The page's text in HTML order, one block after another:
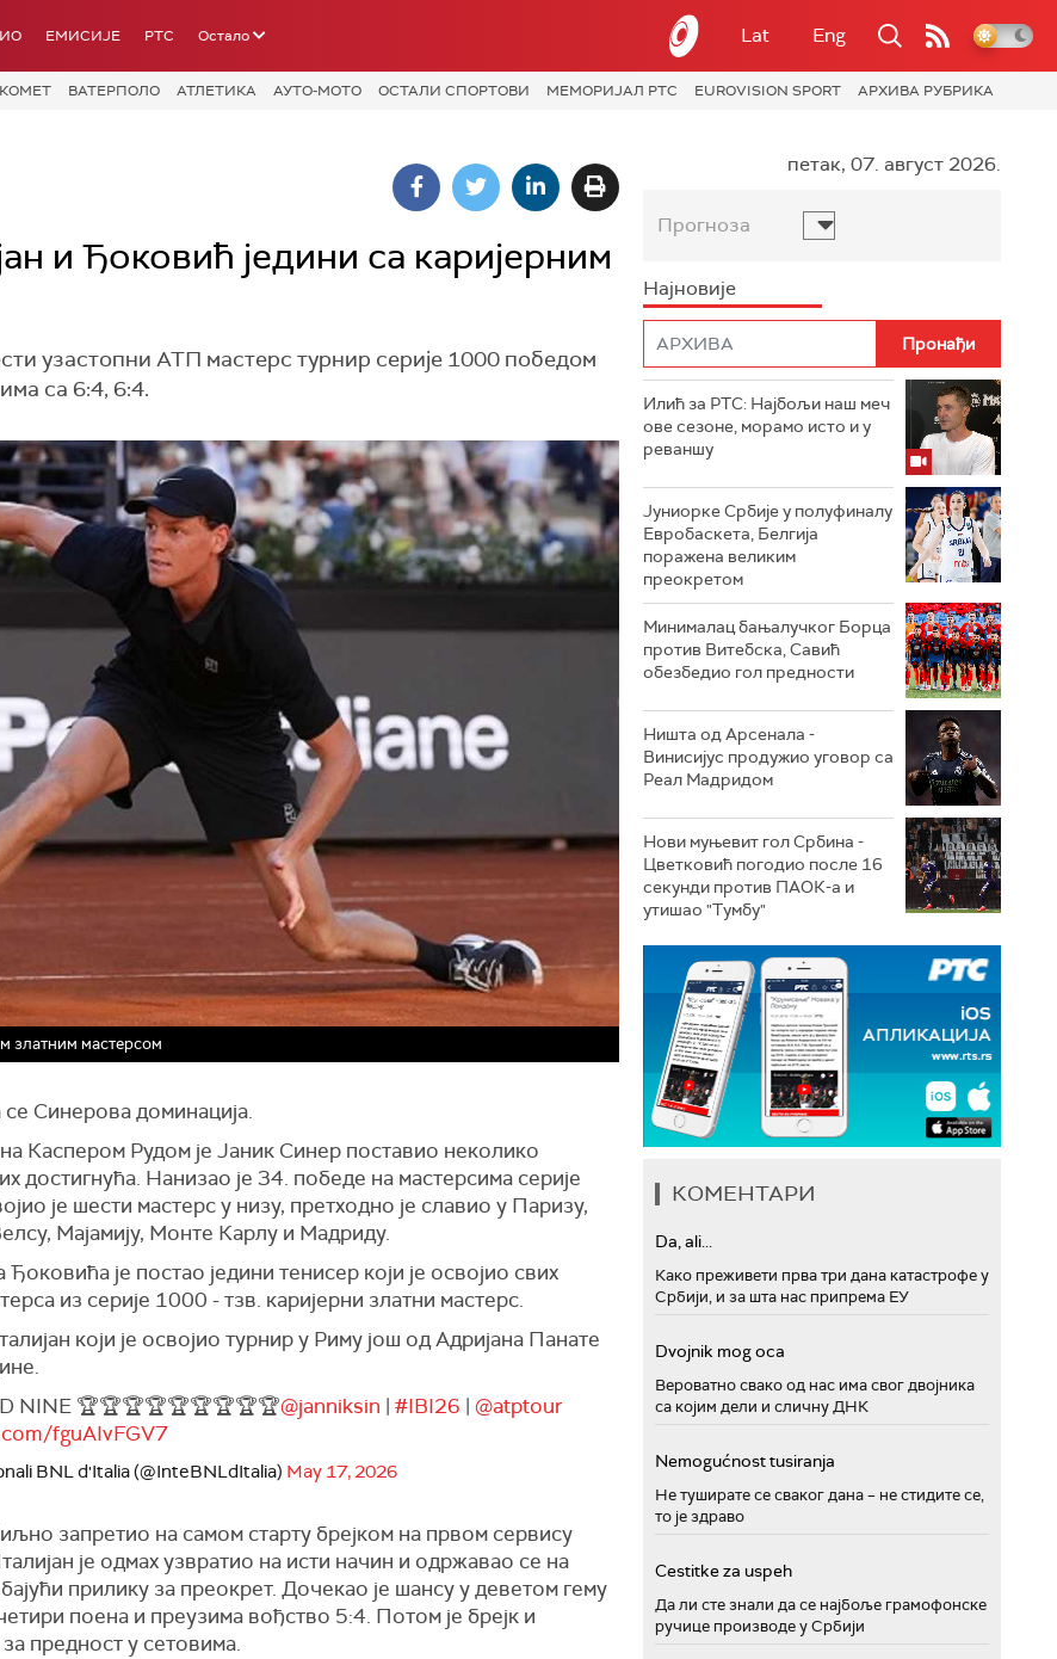
ЕМИСИЈЕ РТС Остало Lat Eng
ВАТЕРПОЛО АТЛЕТИКА АУТО-МОТО ОСТАЛИ СПОРТОВИ МЕМОРИЈАЛ РТС EUROVISION SPORT АРХИВА РУБРИКА
и Ђоковић једини са каријерним
узастопни АТП мастерс турнир серије 1000 победом
са 6:4, 6:4.
златним мастерсом
Синерова доминација.
Каспером Рудом је Јаник Синер поставио неколико
достигнућа. Нанизао је 34. победе на мастерсима серије
је шести мастерс у низу, претходно је славио у Паризу,
Мајамију, Монте Карлу и Мадриду.
је постао једини тенисер који је освојио свих
из серије 1000 - тзв. каријерни златни мастерс.
који је освојио турнир у Риму још од Адријана Панате
NINE 🏆🏆🏆🏆🏆🏆🏆🏆🏆@janniksin | #IBI26 | @atptour
fguAIvFGV7
BNL d'Italia (@InteBNLdItalia) May 17, 2026
запретио на самом старту брејком на првом сервису
је одмах узвратио на исти начин и одржавао се на
прилику за преокрет. Дочекао је шансу у деветом гему
поена и преузима вођство 5:4. Потом је брејк и
предност у сетовима.
петак, 07. август 2026.
Прогноза
Најновије
Илић за РТС: Најбољи наш меч
ове сезоне, морамо исто и у
реваншу
Јуниорке Србије у полуфиналу
Евробаскета, Белгија
поражена великим
преокретом
Минималац бањалучког Борца
против Витебска, Савић
обезбедио гол предности
Ништа од Арсенала -
Винисијус продужио уговор са
Реал Мадридом
Нови муњевит гол Србина -
Цветковић погодио после 16
секунди против ПАОК-а и
утишао "Тумбу"
КОМЕНТАРИ
Da, ali...
Како преживети прва три дана катастрофе у
Србији, и за шта нас припрема ЕУ
Dvojnik mog oca
Вероватно свако од нас има свог двојника
са којим дели и сличну ДНК
Nemogućnost tusiranja
Не туширате се сваког дана – не стидите се,
то је здраво
Cestitke za uspeh
Да ли сте знали да се најбоље грамофонске
ручице производе у Србији